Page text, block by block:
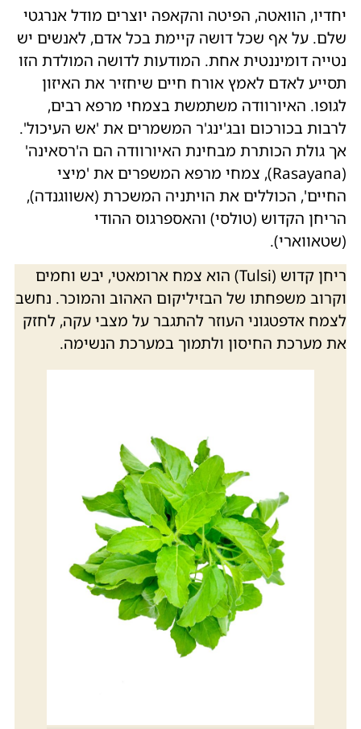
יחדיו, הוואטה, הפיטה והקאפה יוצרים מודל אנרגטי
שלם. על אף שכל דושה קיימת בכל אדם, לאנשים יש
נטייה דומיננטית אחת. המודעות לדושה המולדת הזו
תסייע לאדם לאמץ אורח חיים שיחזיר את האיזון
לגופו. האיורוודה משתמשת בצמחי מרפא רבים,
לרבות בכורכום ובג'ינג'ר המשמרים את 'אש העיכול'.
אך גולת הכותרת מבחינת האיורוודה הם ה'רסאינה'
(Rasayana), צמחי מרפא המשפרים את 'מיצי
החיים', הכוללים את הויתניה המשכרת (אשווגנדה),
הריחן הקדוש (טולסי) והאספרגוס ההודי
(שטאווארי).
ריחן קדוש (Tulsi) הוא צמח ארומאטי, יבש וחמים
וקרוב משפחתו של הבזיליקום האהוב והמוכר. נחשב
לצמח אדפטגוני העוזר להתגבר על מצבי עקה, לחזק
את מערכת החיסון ולתמוך במערכת הנשימה.